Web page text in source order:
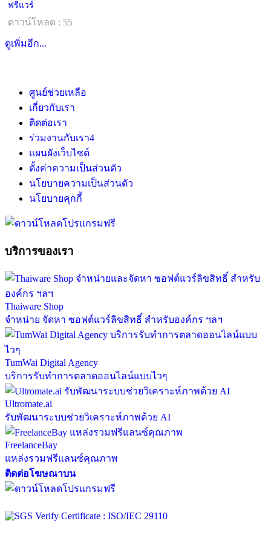
ฟรีแวร์
ดาวน์โหลด : 55
ดูเพิ่มอีก...
ศูนย์ช่วยเหลือ
เกี่ยวกับเรา
ติดต่อเรา
ร่วมงานกับเรา4
แผนผังเว็บไซต์
ตั้งค่าความเป็นส่วนตัว
นโยบายความเป็นส่วนตัว
นโยบายคุกกี้
บริการของเรา
Thaiware Shop
จำหน่าย จัดหา ซอฟต์แวร์ลิขสิทธิ์ สำหรับองค์กร ฯลฯ
TumWai Digital Agency
บริการรับทำการตลาดออนไลน์แบบไวๆ
Ultromate.ai
รับพัฒนาระบบช่วยวิเคราะห์ภาพด้วย AI
FreelanceBay
แหล่งรวมฟรีแลนซ์คุณภาพ
ติดต่อโฆษณาบน